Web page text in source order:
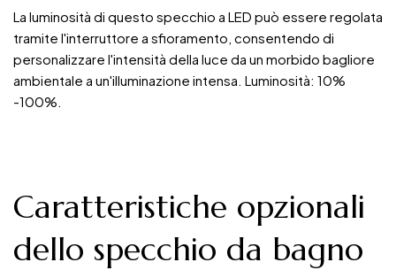
La luminosità di questo specchio a LED può essere regolata
tramite l'interruttore a sfioramento, consentendo di
personalizzare l'intensità della luce da un morbido bagliore
ambientale a un'illuminazione intensa. Luminosità: 10%
-100%.
Caratteristiche opzionali
dello specchio da bagno